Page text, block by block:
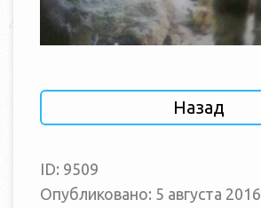
Назад
ID: 9509
Опубликовано: 5 августа 2016